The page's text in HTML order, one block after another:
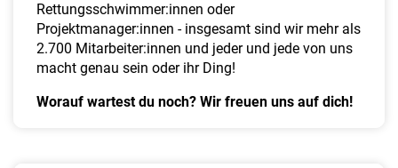
Rettungsschwimmer:innen oder
Projektmanager:innen - insgesamt sind wir mehr als
2.700 Mitarbeiter:innen und jeder und jede von uns
macht genau sein oder ihr Ding!
Worauf wartest du noch? Wir freuen uns auf dich!